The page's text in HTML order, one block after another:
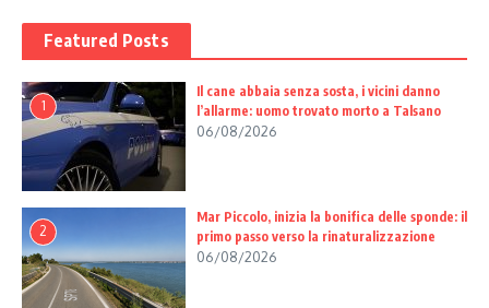
Featured Posts
1
Il cane abbaia senza sosta, i vicini danno
l’allarme: uomo trovato morto a Talsano
06/08/2026
2
Mar Piccolo, inizia la bonifica delle sponde: il
primo passo verso la rinaturalizzazione
06/08/2026